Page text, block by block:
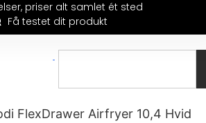
priser alt samlet ét sted
Få testet dit produkt
FlexDrawer Airfryer 10,4 Hvid